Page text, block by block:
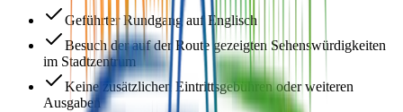
Geführter Rundgang auf Englisch
Besuch der auf der Route gezeigten Sehenswürdigkeiten
im Stadtzentrum
Keine zusätzlichen Eintrittsgebühren oder weiteren
Ausgaben